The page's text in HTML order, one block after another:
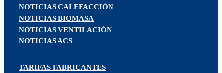
NOTICIAS CALEFACCIÓN
NOTICIAS BIOMASA
NOTICIAS VENTILACIÓN
NOTICIAS ACS
TARIFAS FABRICANTES